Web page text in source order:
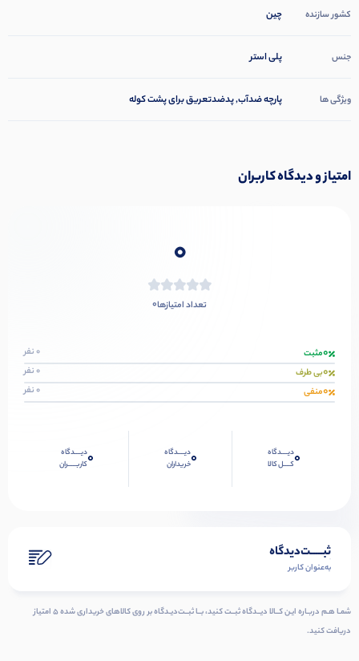
کشور سازنده چین
جنس پلی استر
ویژگی ها پارچه ضدآب, پدضدتعریق برای پشت کوله
امتیاز و دیدگاه کاربران
0
تعداد امتیازها0
0مثبت 0 نفر
0بی طرف 0 نفر
0منفی 0 نفر
0دیــــدگاه
کــــل کالا
0دیــــدگاه
خریداران
0دیــــدگاه
کاربـــــران
ثبـــــت‌دیدگاه
به‌عنوان کاربر
شمـا هـم دربـاره ایـن کــالا دیــدگاه ثبــت کنید، بــا ثبــت‌دیـدگاه بر روی کالاهای خریداری شده ۵ امتیاز
دریافت کنید.